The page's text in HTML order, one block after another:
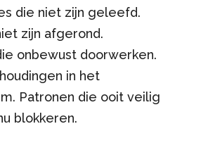
die niet zijn geleefd.
zijn afgerond.
onbewust doorwerken.
in het
Patronen die ooit veilig
blokkeren.